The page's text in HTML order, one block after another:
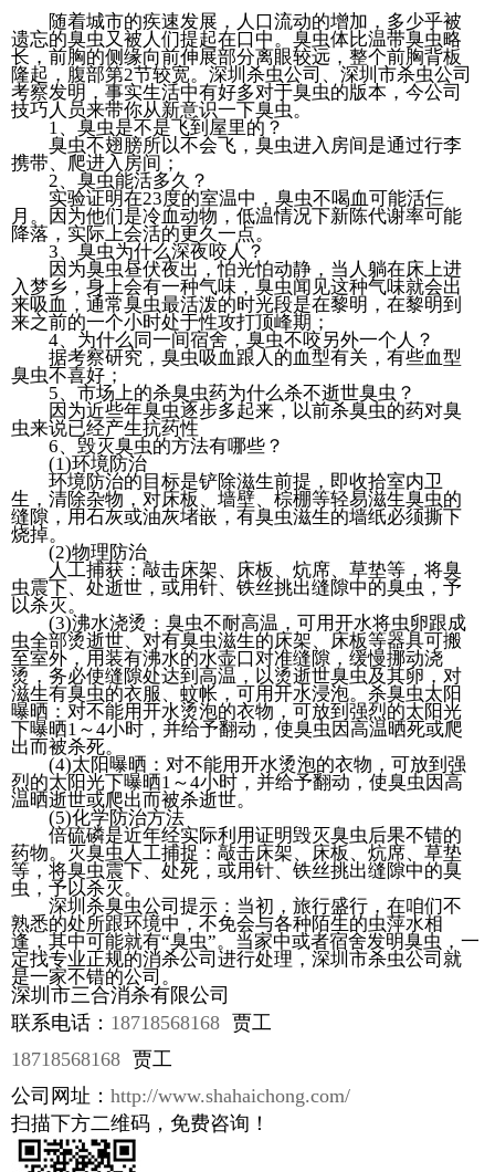
随着城市的疾速发展，人口流动的增加，多少乎被
遗忘的臭虫又被人们提起在口中。臭虫体比温带臭虫略
长，前胸的侧缘向前伸展部分离眼较远，整个前胸背板
隆起，腹部第2节较宽。深圳杀虫公司、深圳市杀虫公司
考察发明，事实生活中有好多对于臭虫的版本，今公司
技巧人员来带你从新意识一下臭虫。
1、臭虫是不是飞到屋里的？
臭虫不翅膀所以不会飞，臭虫进入房间是通过行李
携带、爬进入房间；
2、臭虫能活多久？
实验证明在23度的室温中，臭虫不喝血可能活仨
月。因为他们是冷血动物，低温情况下新陈代谢率可能
降落，实际上会活的更久一点。
3、臭虫为什么深夜咬人？
因为臭虫昼伏夜出，怕光怕动静，当人躺在床上进
入梦乡，身上会有一种气味，臭虫闻见这种气味就会出
来吸血，通常臭虫最活泼的时光段是在黎明，在黎明到
来之前的一个小时处于性攻打顶峰期；
4、为什么同一间宿舍，臭虫不咬另外一个人？
据考察研究，臭虫吸血跟人的血型有关，有些血型
臭虫不喜好；
5、市场上的杀臭虫药为什么杀不逝世臭虫？
因为近些年臭虫逐步多起来，以前杀臭虫的药对臭
虫来说已经产生抗药性
6、毁灭臭虫的方法有哪些？
(1)环境防治
环境防治的目标是铲除滋生前提，即收拾室内卫
生，清除杂物，对床板、墙壁、棕棚等轻易滋生臭虫的
缝隙，用石灰或油灰堵嵌，有臭虫滋生的墙纸必须撕下
烧掉。
(2)物理防治
人工捕获：敲击床架、床板、炕席、草垫等，将臭
虫震下、处逝世，或用针、铁丝挑出缝隙中的臭虫，予
以杀灭。
(3)沸水浇烫：臭虫不耐高温，可用开水将虫卵跟成
虫全部烫逝世、对有臭虫滋生的床架、床板等器具可搬
至室外，用装有沸水的水壶口对准缝隙，缓慢挪动浇
烫，务必使缝隙处达到高温，以烫逝世臭虫及其卵，对
滋生有臭虫的衣服、蚊帐，可用开水浸泡。杀臭虫太阳
曝晒：对不能用开水烫泡的衣物，可放到强烈的太阳光
下曝晒1～4小时，并给予翻动，使臭虫因高温晒死或爬
出而被杀死。
(4)太阳曝晒：对不能用开水烫泡的衣物，可放到强
烈的太阳光下曝晒1～4小时，并给予翻动，使臭虫因高
温晒逝世或爬出而被杀逝世。
(5)化学防治方法
倍硫磷是近年经实际利用证明毁灭臭虫后果不错的
药物。灭臭虫人工捕捉：敲击床架、床板、炕席、草垫
等，将臭虫震下、处死，或用针、铁丝挑出缝隙中的臭
虫，予以杀灭。
深圳杀臭虫公司提示：当初，旅行盛行，在咱们不
熟悉的处所跟环境中，不免会与各种陌生的虫萍水相
逢，其中可能就有“臭虫”。当家中或者宿舍发明臭虫，一
定找专业正规的消杀公司进行处理，深圳市杀虫公司就
是一家不错的公司。
深圳市三合消杀有限公司
联系电话： 18718568168 贾工
18718568168 贾工
公司网址： http://www.shahaichong.com/
扫描下方二维码，免费咨询！